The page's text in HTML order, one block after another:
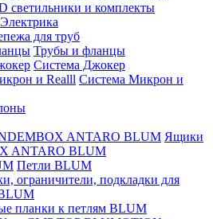
светильники и комплекты
Электрика
для труб
Трубы и фланцы
Система Джокер
Система Микрон и
Ящики
ANTARO BLUM
Петли BLUM
ограничители, подкладки для
планки к петлям BLUM